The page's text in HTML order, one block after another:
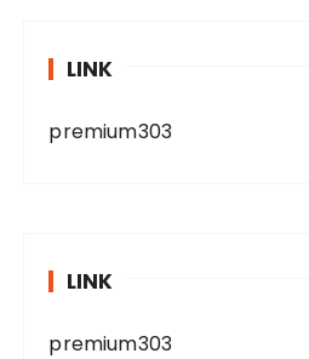
LINK
premium303
LINK
premium303